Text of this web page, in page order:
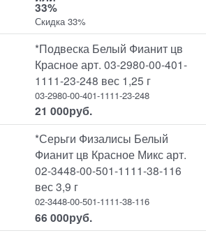
33%
Скидка 33%
*Подвеска Белый Фианит цв
Красное арт. 03-2980-00-401-
1111-23-248 вес 1,25 г
03-2980-00-401-1111-23-248
21 000руб.
*Серьги Физалисы Белый
Фианит цв Красное Микс арт.
02-3448-00-501-1111-38-116
вес 3,9 г
02-3448-00-501-1111-38-116
66 000руб.